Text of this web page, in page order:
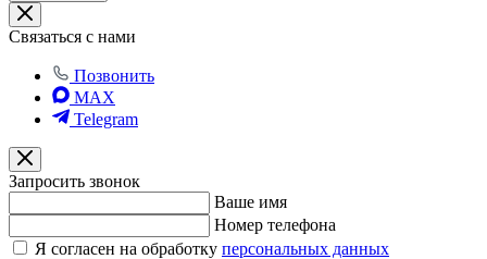
Связаться с нами
Позвонить
MAX
Telegram
Запросить звонок
Ваше имя
Номер телефона
Я согласен на обработку персональных данных